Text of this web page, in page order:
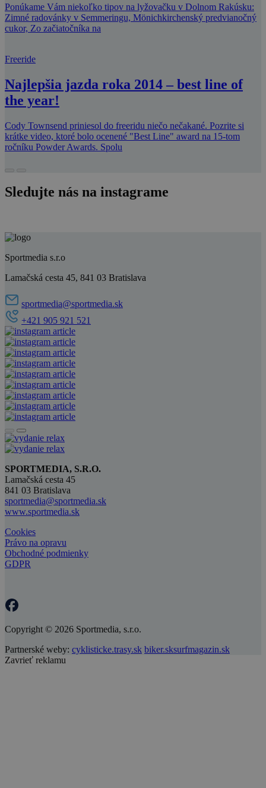
Ponúkame Vám niekoľko tipov na lyžovačku v Dolnom Rakúsku:
Zimné radovánky v Semmeringu, Mönichkirchenský predvianočný
cukor, Zo začiatočníka na
Freeride
Najlepšia jazda roka 2014 – best line of
the year!
Cody Townsend priniesol do freeridu niečo nečakané. Pozrite si
krátke video, ktoré bolo ocenené "Best Line" award na 15-tom
ročníku Powder Awards. Spolu
Sledujte nás na instagrame
Sportmedia s.r.o
Lamačská cesta 45, 841 03 Bratislava
sportmedia@sportmedia.sk
+421 905 921 521
SPORTMEDIA, S.R.O.
Lamačská cesta 45
841 03 Bratislava
sportmedia@sportmedia.sk
www.sportmedia.sk
Cookies
Právo na opravu
Obchodné podmienky
GDPR
Copyright © 2026 Sportmedia, s.r.o.
Partnerské weby: cyklisticke.trasy.sk biker.sksurfmagazin.sk
Zavrieť reklamu